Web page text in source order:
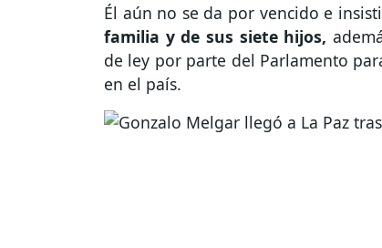
Él aún no se da por vencido e
familia y de sus siete hijos,
de ley por parte del Parlamento
en el país.